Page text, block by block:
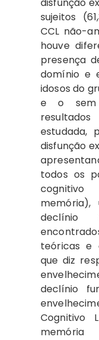
disfunção
sujeitos
CCL não-
houve
presença
domínio e
idosos do
e o sem
estudada,
disfunção
todos os
declínio
teóricas e
que diz
declínio
Cognitivo
memória